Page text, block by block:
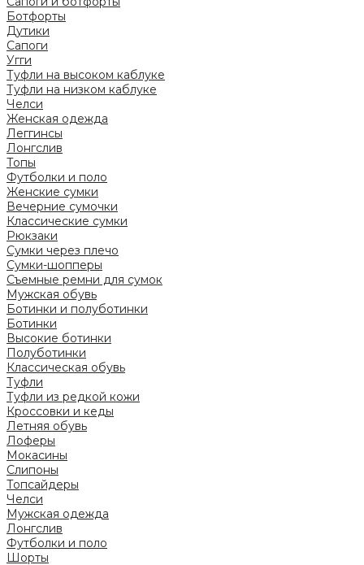
Ботфорты
Дутики
Сапоги
Угги
Туфли на высоком каблуке
Туфли на низком каблуке
Челси
Женская одежда
Леггинсы
Лонгслив
Топы
Футболки и поло
Женские сумки
Вечерние сумочки
Классические сумки
Рюкзаки
Сумки через плечо
Сумки-шопперы
Съемные ремни для сумок
Мужская обувь
Ботинки и полуботинки
Ботинки
Высокие ботинки
Полуботинки
Классическая обувь
Туфли
Туфли из редкой кожи
Кроссовки и кеды
Летняя обувь
Лоферы
Мокасины
Слипоны
Топсайдеры
Челси
Мужская одежда
Лонгслив
Футболки и поло
Шорты